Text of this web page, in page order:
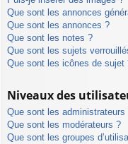
Que sont les annonces
Que sont les annonces ?
Que sont les notes ?
Que sont les sujets
Que sont les icônes de sujet
Niveaux des
Que sont les administrateurs
Que sont les modérateurs ?
Que sont les groupes